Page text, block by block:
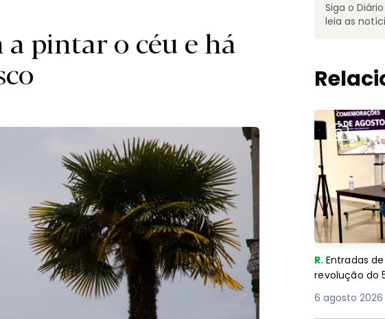
a pintar o céu e há
Siga o
leia as
R. Entradas
revolução do
6 agosto 2026